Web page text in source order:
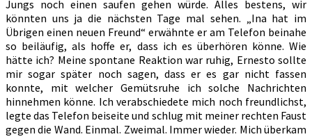
Jungs noch einen saufen gehen würde. Alles bestens, wir
könnten uns ja die nächsten Tage mal sehen. „Ina hat im
Übrigen einen neuen Freund“ erwähnte er am Telefon beinahe
so beiläufig, als hoffe er, dass ich es überhören könne. Wie
hätte ich? Meine spontane Reaktion war ruhig, Ernesto sollte
mir sogar später noch sagen, dass er es gar nicht fassen
konnte, mit welcher Gemütsruhe ich solche Nachrichten
hinnehmen könne. Ich verabschiedete mich noch freundlichst,
legte das Telefon beiseite und schlug mit meiner rechten Faust
gegen die Wand. Einmal. Zweimal. Immer wieder. Mich überkam